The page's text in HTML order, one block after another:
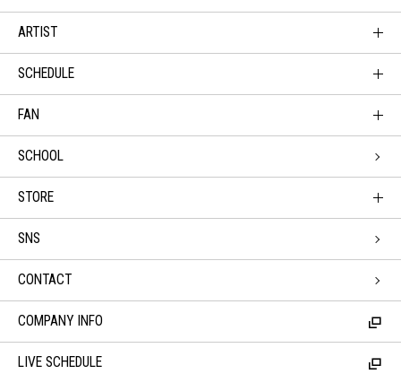
ARTIST
SCHEDULE
FAN
SCHOOL
STORE
SNS
CONTACT
COMPANY INFO
LIVE SCHEDULE